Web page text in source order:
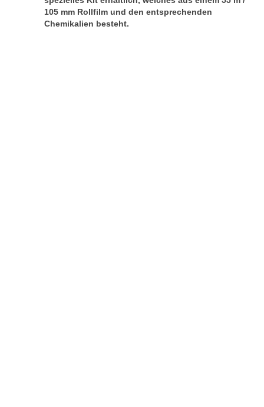
105 mm Rollfilm und den entsprechenden
Chemikalien besteht.